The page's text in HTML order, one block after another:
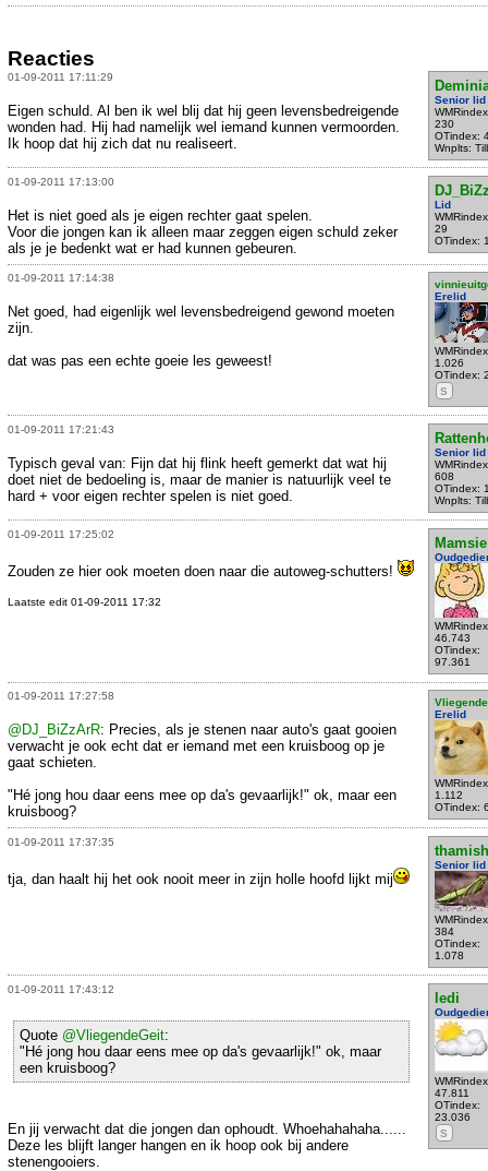
Reacties
01-09-2011 17:11:29
Senior lid
230
OTindex:
Wnplts:
Eigen schuld. Al ben ik wel blij dat hij geen levensbedreigende
wonden had. Hij had namelijk wel iemand kunnen vermoorden.
Ik hoop dat hij zich dat nu realiseert.
01-09-2011 17:13:00
Lid
29
OTindex:
Het is niet goed als je eigen rechter gaat spelen.
Voor die jongen kan ik alleen maar zeggen eigen schuld zeker
als je je bedenkt wat er had kunnen gebeuren.
01-09-2011 17:14:38
Erelid
1.026
OTindex:
S
Net goed, had eigenlijk wel levensbedreigend gewond moeten
zijn.
dat was pas een echte goeie les geweest!
01-09-2011 17:21:43
Senior lid
608
OTindex:
Wnplts:
Typisch geval van: Fijn dat hij flink heeft gemerkt dat wat hij
doet niet de bedoeling is, maar de manier is natuurlijk veel te
hard + voor eigen rechter spelen is niet goed.
01-09-2011 17:25:02
Mamsie
46.743
OTindex:
97.361
Zouden ze hier ook moeten doen naar die autoweg-schutters!
Laatste edit 01-09-2011 17:32
01-09-2011 17:27:58
Erelid
1.112
OTindex:
@DJ_BiZzArR: Precies, als je stenen naar auto's gaat gooien
verwacht je ook echt dat er iemand met een kruisboog op je
gaat schieten.
"Hé jong hou daar eens mee op da's gevaarlijk!" ok, maar een
kruisboog?
01-09-2011 17:37:35
Senior lid
384
OTindex:
1.078
tja, dan haalt hij het ook nooit meer in zijn holle hoofd lijkt mij
01-09-2011 17:43:12
ledi
47.811
OTindex:
23.036
S
Quote @VliegendeGeit:
"Hé jong hou daar eens mee op da's gevaarlijk!" ok, maar
een kruisboog?
En jij verwacht dat die jongen dan ophoudt. Whoehahahaha......
Deze les blijft langer hangen en ik hoop ook bij andere
stenengooiers.